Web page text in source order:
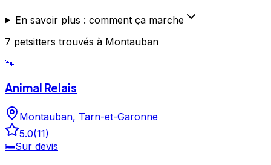
En savoir plus : comment ça marche
7 petsitters trouvés à Montauban
🐾
Animal Relais
Montauban, Tarn-et-Garonne
5.0(11)
🛏️Sur devis